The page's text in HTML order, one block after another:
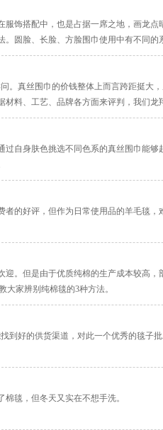
饰搭配中，也是占据一席之地，画龙点
圆脸、长脸、方脸围巾使用中有不同的
。真丝围巾的价钱整体上而言跨距挺大
料、工艺、品牌各方面来评判，我们龙
自身肤色挑选不同色系的真丝围巾能够
的好评，但作为日常使用品的羊毛毯，
。但是由于优质纯棉的生产成本较高，
大家辨别纯棉毯的3种方法。
到好的供货渠道，对此一个优秀的毯子
毯，但冬天又实在不想手洗。